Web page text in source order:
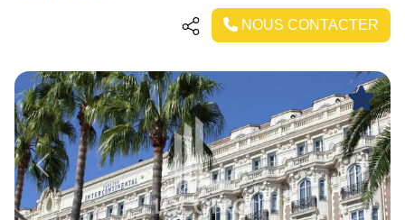
NOUS CONTACTER
Previous Next